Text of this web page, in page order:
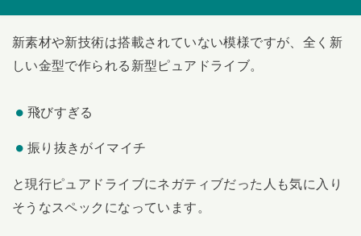
新素材や新技術は搭載されていない模様ですが、全く新
しい金型で作られる新型ピュアドライブ。
飛びすぎる
振り抜きがイマイチ
と現行ピュアドライブにネガティブだった人も気に入り
そうなスペックになっています。